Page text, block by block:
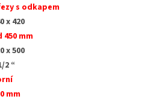
s odkapem
x 420
450 mm
x 500
2 “
mm